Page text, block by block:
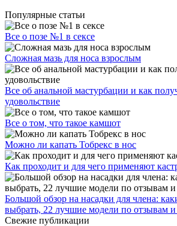
Популярные статьи
Все о позе №1 в сексе
Сложная мазь для носа взрослым
Все об анальной мастурбации и как
удовольствие
Все о том, что такое камшот
Можно ли капать Тобрекс в нос
Как проходит и для чего применяют
Большой обзор на насадки для члена:
выбрать, 22 лучшие модели по отзывам
Свежие публикации